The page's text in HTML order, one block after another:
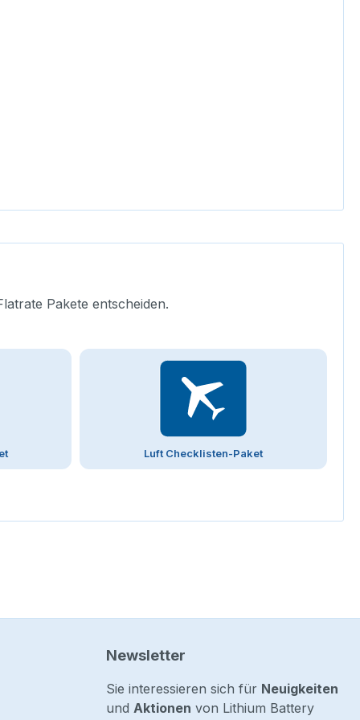
Pakete entscheiden.
Luft Checklisten-Paket
Newsletter
Sie interessieren sich für Neuigkeiten
und Aktionen von Lithium Battery